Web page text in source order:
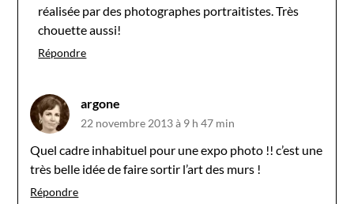
réalisée par des photographes portraitistes. Très
chouette aussi!
Répondre
argone
22 novembre 2013 à 9 h 47 min
Quel cadre inhabituel pour une expo photo !! c’est une
très belle idée de faire sortir l’art des murs !
Répondre